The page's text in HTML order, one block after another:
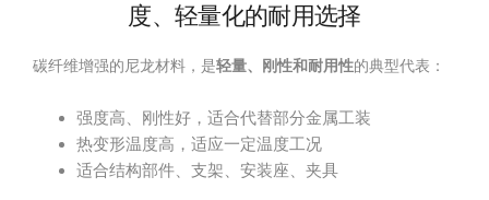
度、轻量化的耐用选择
碳纤维增强的尼龙材料，是轻量、刚性和耐用性的典型代表：
强度高、刚性好，适合代替部分金属工装
热变形温度高，适应一定温度工况
适合结构部件、支架、安装座、夹具